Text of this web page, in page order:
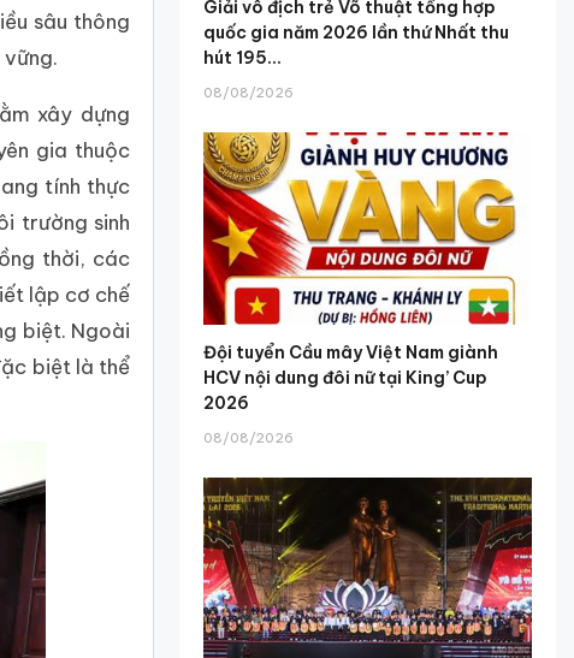
sâu thông
xây dựng
gia thuộc
tính thực
trường sinh
thời, các
lập cơ chế
biệt. Ngoài
biệt là thể
Giải vô địch trẻ Võ thuật tổng hợp
quốc gia năm 2026 lần thứ Nhất thu
hút 195...
08/08/2026
Đội tuyển Cầu mây Việt Nam giành
HCV nội dung đôi nữ tại King’ Cup
2026
08/08/2026